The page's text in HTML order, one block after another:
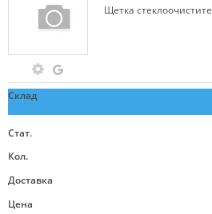
Щетка
Склад
Стат.
Кол.
Доставка
Цена